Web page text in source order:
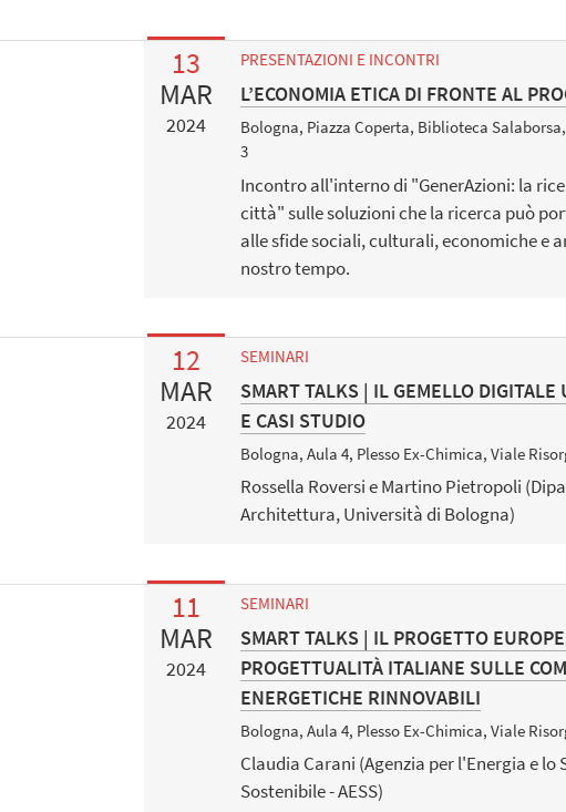
13
MAR
2024
PRESENTAZIONI E INCONTRI
L’ECONOMIA ETICA DI FRONTE AL
Bologna, Piazza Coperta, Biblioteca
3
Incontro all'interno di "GenerAzioni: la
città" sulle soluzioni che la ricerca può
alle sfide sociali, culturali, economiche e
nostro tempo.
12
MAR
2024
SEMINARI
SMART TALKS | IL GEMELLO
E CASI STUDIO
Bologna, Aula 4, Plesso Ex-Chimica, Viale
Rossella Roversi e Martino Pietropoli
Architettura, Università di Bologna)
11
MAR
2024
SEMINARI
SMART TALKS | IL PROGETTO
PROGETTUALITÀ ITALIANE SULLE
ENERGETICHE RINNOVABILI
Bologna, Aula 4, Plesso Ex-Chimica, Viale
Claudia Carani (Agenzia per l'Energia e lo
Sostenibile - AESS)